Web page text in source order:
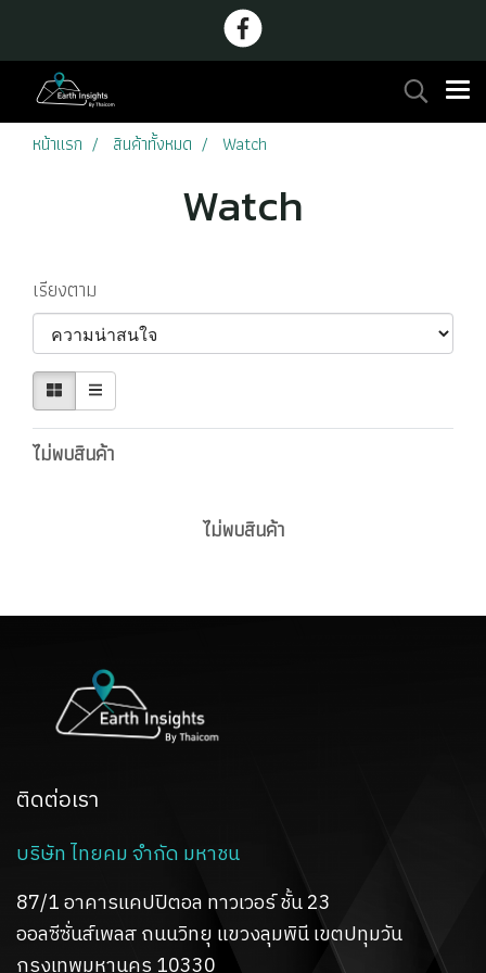
หน้าแรก สินค้าทั้งหมด Watch
Watch
เรียงตาม
ไม่พบสินค้า
ไม่พบสินค้า
ติดต่อเรา
บริษัท ไทยคม จำกัด มหาชน
87/1 อาคารแคปปิตอล ทาวเวอร์ ชั้น 23
ออลซีซั่นส์เพลส ถนนวิทยุ แขวงลุมพินี เขตปทุมวัน
กรุงเทพมหานคร 10330